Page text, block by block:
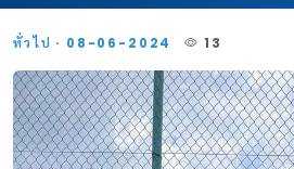
ทั่วไป · 08-06-2024 13